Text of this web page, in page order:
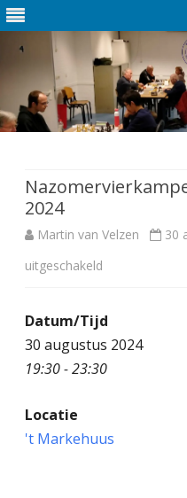
2024
Martin van Velzen 30
uitgeschakeld
o
Datum/Tijd
30 augustus 2024
19:30 - 23:30
Locatie
't Markehuus